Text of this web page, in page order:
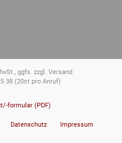
ggfs. zzgl. Versand
38 (20ct pro Anruf)
formular (PDF)
Datenschutz Impressum